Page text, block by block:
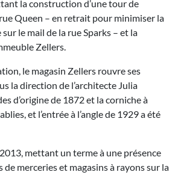
la construction d’une tour de
Queen – en retrait pour minimiser la
le mail de la rue Sparks – et la
Zellers.
le magasin Zellers rouvre ses
la direction de l’architecte Julia
d’origine de 1872 et la corniche à
et l’entrée à l’angle de 1929 a été
mettant un terme à une présence
de merceries et magasins à rayons sur la